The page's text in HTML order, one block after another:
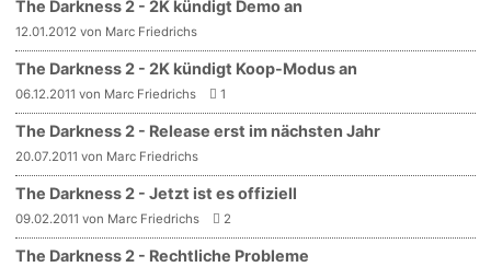
The Darkness 2 - 2K kündigt Demo an
12.01.2012 von Marc Friedrichs
The Darkness 2 - 2K kündigt Koop-Modus an
06.12.2011 von Marc Friedrichs 1
The Darkness 2 - Release erst im nächsten Jahr
20.07.2011 von Marc Friedrichs
The Darkness 2 - Jetzt ist es offiziell
09.02.2011 von Marc Friedrichs 2
The Darkness 2 - Rechtliche Probleme